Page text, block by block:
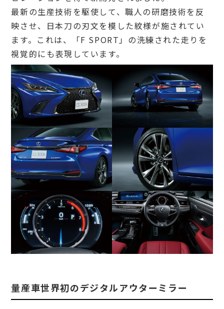
最新の生産技術を駆使して、職人の研磨技術を反
映させ、日本刀の刃文を模した紋様が施されてい
ます。これは、「F SPORT」の洗練された走りを
視覚的にも表現しています。
量産車世界初のデジタルアウターミラー